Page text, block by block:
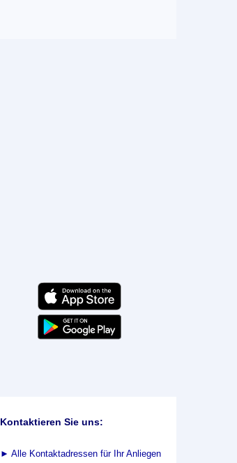
Kontaktieren Sie uns:
► Alle Kontaktadressen für Ihr Anliegen